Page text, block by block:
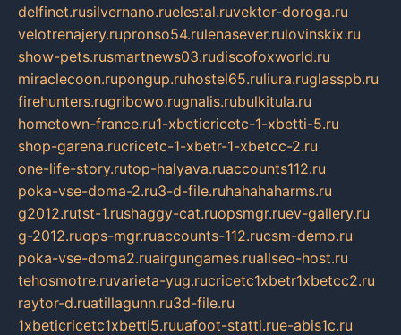
delfinet.rusilvernano.ruelestal.ruvektor-doroga.ru
velotrenajery.rupronso54.rulenasever.rulovinskix.ru
show-pets.rusmartnews03.rudiscofoxworld.ru
miraclecoon.rupongup.ruhostel65.ruliura.ruglasspb.ru
firehunters.rugribowo.rugnalis.rubulkitula.ru
hometown-france.ru1-xbeticricetc-1-xbetti-5.ru
shop-garena.rucricetc-1-xbetr-1-xbetcc-2.ru
one-life-story.rutop-halyava.ruaccounts112.ru
poka-vse-doma-2.ru3-d-file.ruhahahaharms.ru
g2012.rutst-1.rushaggy-cat.ruopsmgr.ruev-gallery.ru
g-2012.ruops-mgr.ruaccounts-112.rucsm-demo.ru
poka-vse-doma2.ruairgungames.ruallseo-host.ru
tehosmotre.ruvarieta-yug.rucricetc1xbetr1xbetcc2.ru
raytor-d.ruatillagunn.ru3d-file.ru
1xbeticricetc1xbetti5.ruuafoot-statti.rue-abis1c.ru